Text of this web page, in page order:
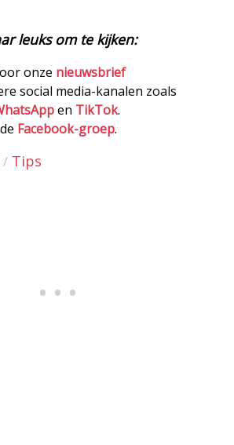
leuks om te kijken:
onze nieuwsbrief
social media-kanalen zoals
en TikTok.
Facebook-groep.
/ Tips